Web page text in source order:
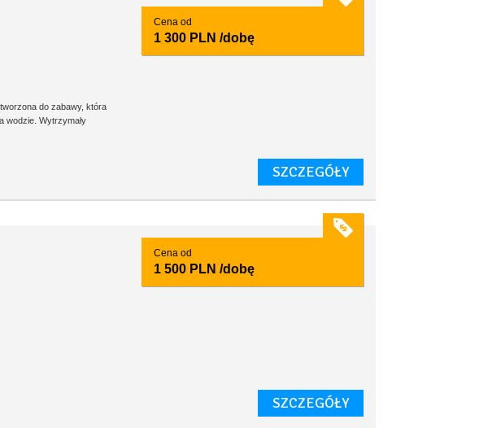
do zabawy, która
wodzie. Wytrzymały
Cena od
1 300 PLN /dobę
SZCZEGÓŁY
Cena od
1 500 PLN /dobę
SZCZEGÓŁY